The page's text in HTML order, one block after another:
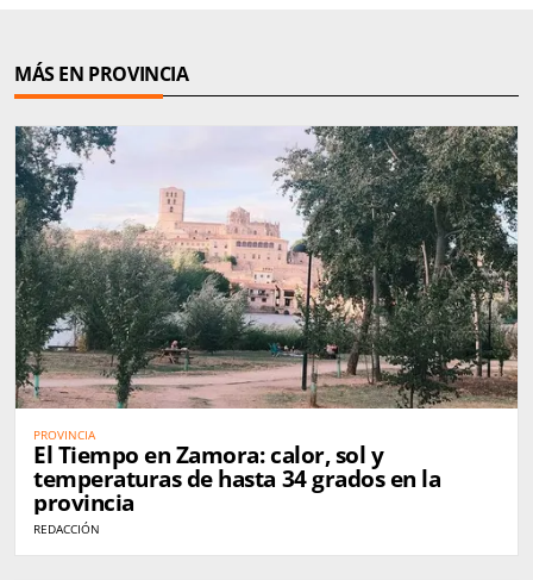
MÁS EN PROVINCIA
PROVINCIA
El Tiempo en Zamora: calor, sol y
temperaturas de hasta 34 grados en la
provincia
REDACCIÓN